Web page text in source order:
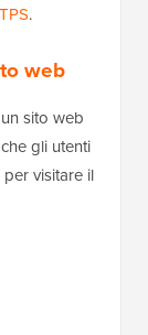
.
web
sito web
gli utenti
visitare il